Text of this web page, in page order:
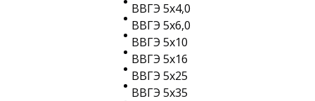
ВВГЭ 5х4,0
ВВГЭ 5х6,0
ВВГЭ 5х10
ВВГЭ 5х16
ВВГЭ 5х25
ВВГЭ 5х35